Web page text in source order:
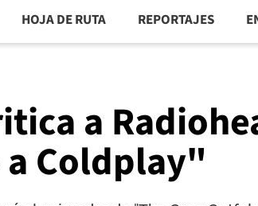
HOJA DE RUTA REPORTAJES
a
Coldplay"